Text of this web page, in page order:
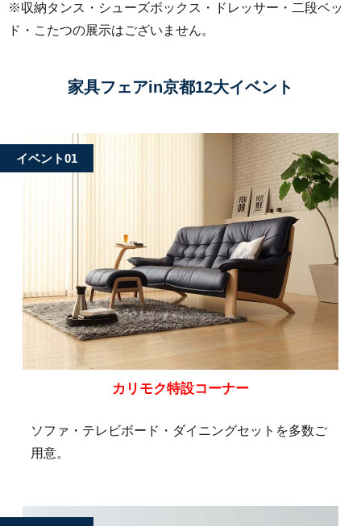
※収納タンス・シューズボックス・ドレッサー・二段ベッ
ド・こたつの展示はございません。
家具フェアin京都12大イベント
イベント01
カリモク特設コーナー
ソファ・テレビボード・ダイニングセットを多数ご
用意。